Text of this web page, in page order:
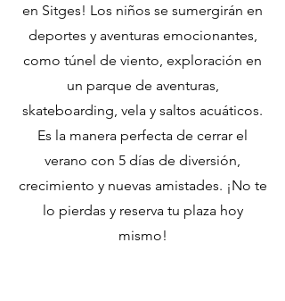
en Sitges! Los niños se sumergirán en
deportes y aventuras emocionantes,
como túnel de viento, exploración en
un parque de aventuras,
skateboarding, vela y saltos acuáticos.
Es la manera perfecta de cerrar el
verano con 5 días de diversión,
crecimiento y nuevas amistades. ¡No te
lo pierdas y reserva tu plaza hoy
mismo!